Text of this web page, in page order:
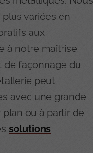
variées en
aux
à notre maîtrise
de façonnage du
peut
avec une grande
ou à partir de
solutions